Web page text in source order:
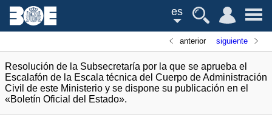
es
anterior siguiente
Resolución de la Subsecretaría por la que se aprueba el
Escalafón de la Escala técnica del Cuerpo de Administración
Civil de este Ministerio y se dispone su publicación en el
«Boletín Oficial del Estado».